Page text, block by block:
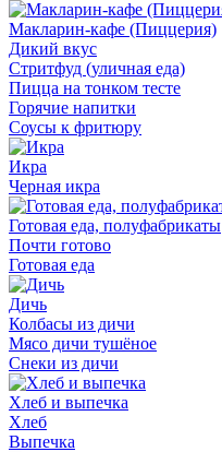
Макларин-кафе (Пиццерия)
Дикий вкус
Стритфуд (уличная еда)
Пицца на тонком тесте
Горячие напитки
Соусы к фритюру
Икра
Черная икра
Готовая еда, полуфабрикаты
Почти готово
Готовая еда
Дичь
Колбасы из дичи
Мясо дичи тушёное
Снеки из дичи
Хлеб и выпечка
Хлеб
Выпечка